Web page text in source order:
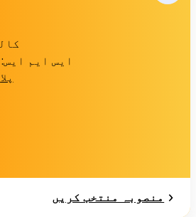
ایس ایم ایس:
منصوبہ منتخب کریں